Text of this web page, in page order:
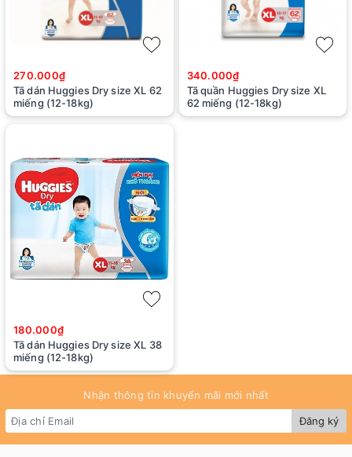
270.000₫
Tã dán Huggies Dry size XL 62
miếng (12-18kg)
340.000₫
Tã quần Huggies Dry size XL
62 miếng (12-18kg)
180.000₫
Tã dán Huggies Dry size XL 38
miếng (12-18kg)
Nhận thông tin khuyến mãi mới nhất
Đăng ký